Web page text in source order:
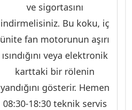
ve sigortasını
indirmelisiniz. Bu koku, iç
ünite fan motorunun aşırı
ısındığını veya elektronik
karttaki bir rölenin
yandığını gösterir. Hemen
08:30-18:30 teknik servis